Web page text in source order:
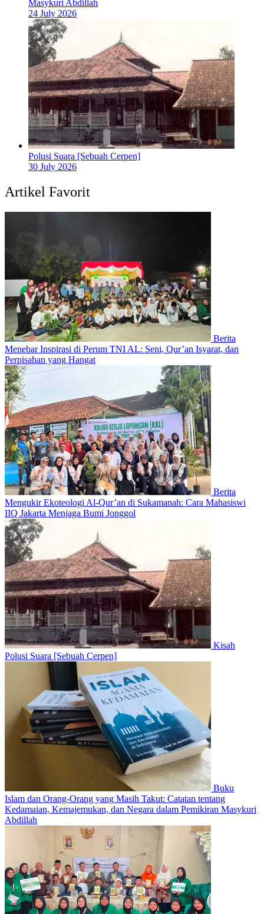
Masykuri Abdillah
24 July 2026
Polusi Suara [Sebuah Cerpen]
30 July 2026
Artikel Favorit
Berita
Menebar Inspirasi di Perum TNI AL: Seni, Qur’an Isyarat, dan
Perpisahan yang Hangat
Berita
Mengukir Ekoteologi Al-Qur’an di Sukamanah: Cara Mahasiswi
IIQ Jakarta Menjaga Bumi Jonggol
Kisah
Polusi Suara [Sebuah Cerpen]
Buku
Islam dan Orang-Orang yang Masih Takut: Catatan tentang
Kedamaian, Kemajemukan, dan Negara dalam Pemikiran Masykuri
Abdillah